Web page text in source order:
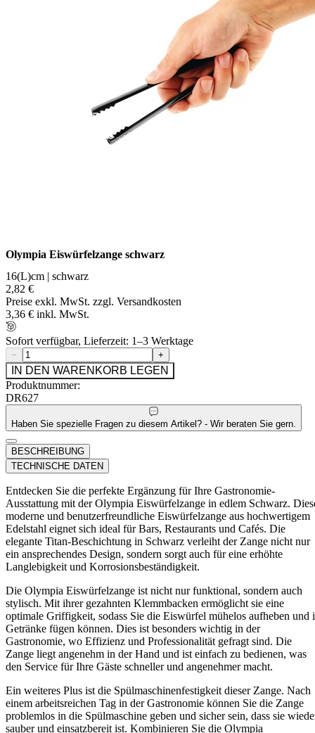
Olympia Eiswürfelzange schwarz
16(L)cm | schwarz
2,82 €
Preise exkl. MwSt. zzgl. Versandkosten
3,36 € inkl. MwSt.
Sofort verfügbar, Lieferzeit: 1–3 Werktage
− +
IN DEN WARENKORB LEGEN
Produktnummer:
DR627
Haben Sie spezielle Fragen zu diesem Artikel? - Wir beraten Sie gern.
BESCHREIBUNG
TECHNISCHE DATEN
Entdecken Sie die perfekte Ergänzung für Ihre Gastronomie-
Ausstattung mit der Olympia Eiswürfelzange in edlem Schwarz.
moderne und benutzerfreundliche Eiswürfelzange aus hochwertigem
Edelstahl eignet sich ideal für Bars, Restaurants und Cafés. Die
elegante Titan-Beschichtung in Schwarz verleiht der Zange nicht nur
ein ansprechendes Design, sondern sorgt auch für eine erhöhte
Langlebigkeit und Korrosionsbeständigkeit.
Die Olympia Eiswürfelzange ist nicht nur funktional, sondern auch
stylisch. Mit ihrer gezahnten Klemmbacken ermöglicht sie eine
optimale Griffigkeit, sodass Sie die Eiswürfel mühelos aufheben und
Getränke fügen können. Dies ist besonders wichtig in der
Gastronomie, wo Effizienz und Professionalität gefragt sind. Die
Zange liegt angenehm in der Hand und ist einfach zu bedienen, was
den Service für Ihre Gäste schneller und angenehmer macht.
Ein weiteres Plus ist die Spülmaschinenfestigkeit dieser Zange. Nach
einem arbeitsreichen Tag in der Gastronomie können Sie die Zange
problemlos in die Spülmaschine geben und sicher sein, dass sie
sauber und einsatzbereit ist. Kombinieren Sie die Olympia